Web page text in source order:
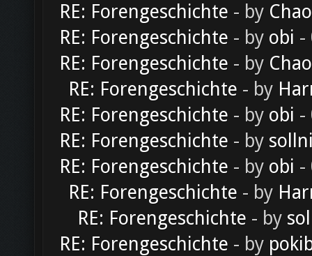
RE: Forengeschichte - by
RE: Forengeschichte - by obi -
RE: Forengeschichte - by
RE: Forengeschichte - by
RE: Forengeschichte - by obi -
RE: Forengeschichte - by
RE: Forengeschichte - by obi -
RE: Forengeschichte - by
RE: Forengeschichte - by
RE: Forengeschichte - by